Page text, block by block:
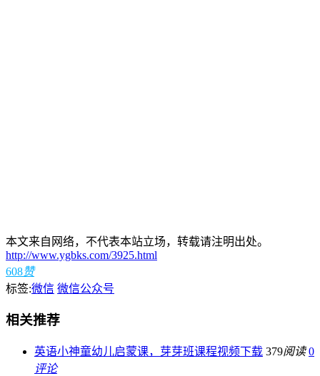
本文来自网络，不代表本站立场，转载请注明出处。
http://www.ygbks.com/3925.html
608赞
标签:微信 微信公众号
相关推荐
英语小神童幼儿启蒙课，芽芽班课程视频下载 379阅读 0
评论